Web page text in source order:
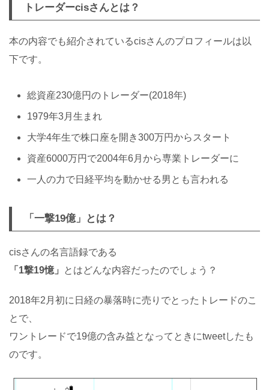
トレーダーcisさんとは？
本の内容でも紹介されているcisさんのプロフィールは以
下です。
総資産230億円のトレーダー(2018年)
1979年3月生まれ
大学4年生で株口座を開き300万円からスタート
資産6000万円で2004年6月から専業トレーダーに
一人の力で日経平均を動かせる男とも言われる
「一撃19億」とは？
cisさんの名言語録である
「1撃19憶」
とはどんな内容だったのでしょう？
2018年2月初に日経の暴落時に売りでとったトレードのこ
とで、
ワントレードで19億の含み益となってときにtweetしたも
のです。